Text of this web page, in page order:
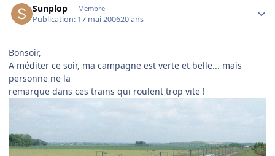
Sunplop Membre
Publication: 17 mai 200620 ans
Bonsoir,
A méditer ce soir, ma campagne est verte et belle... mais
personne ne la
remarque dans ces trains qui roulent trop vite !